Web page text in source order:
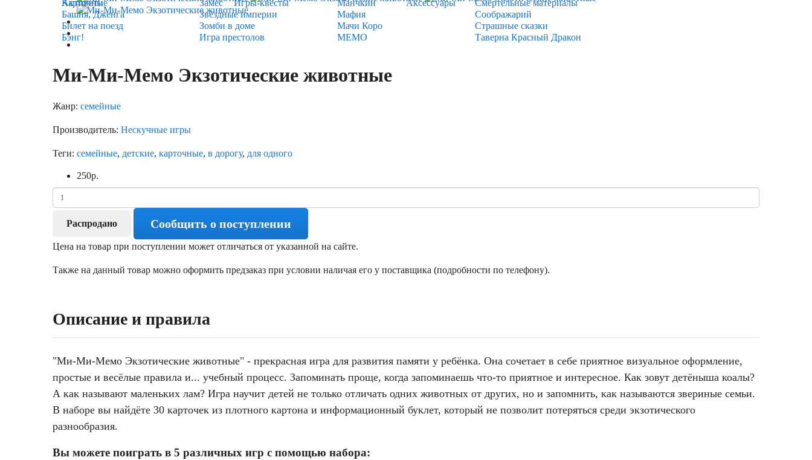
Карточные
Игры-квесты
Аксессуары
Активити
Башня, Дженга
Билет на поезд
Бэнг!
Замес
Звёздные империи
Зомби в доме
Игра престолов
Манчкин
Мафия
Мачи Коро
МЕМО
Смертельные материалы
Соображарий
Страшные сказки
Таверна Красный Дракон
Ми-Ми-Мемо Экзотические животные
Жанр: семейные
Производитель: Нескучные игры
Теги: семейные, детские, карточные, в дорогу, для одного
250р.
Распродано Сообщить о поступлении
Цена на товар при поступлении может отличаться от указанной на сайте.
Также на данный товар можно оформить предзаказ при условии наличая его у поставщика (подробности по телефону).
Описание и правила
"Ми-Ми-Мемо Экзотические животные" - прекрасная игра для развития памяти у ребёнка. Она сочетает в себе приятное визуальное оформление,
простые и весёлые правила и... учебный процесс. Запоминать проще, когда запоминаешь что-то приятное и интересное. Как зовут детёныша коалы?
А как называют маленьких лам? Игра научит детей не только отличать одних животных от других, но и запомнить, как называются звериные семьи.
В наборе вы найдёте 30 карточек из плотного картона и информационный буклет, который не позволит потеряться среди экзотического
разнообразия.
Вы можете поиграть в 5 различных игр с помощью набора: